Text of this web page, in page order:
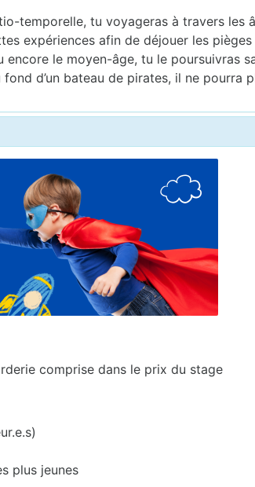
temporelle, tu voyageras à travers les
expériences afin de déjouer les
encore le moyen-âge, tu le poursuivras
d’un bateau de pirates, il ne pourra
comprise dans le prix du stage
jeunes